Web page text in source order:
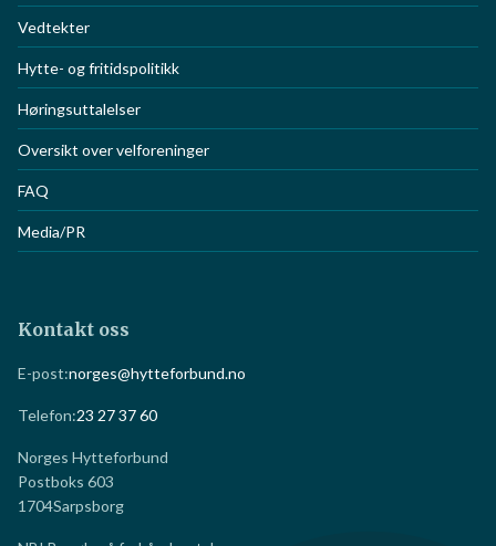
Vedtekter
Hytte- og fritidspolitikk
Høringsuttalelser
Oversikt over velforeninger
FAQ
Media/PR
Kontakt oss
E-post:norges@hytteforbund.no
Telefon:23 27 37 60
Norges Hytteforbund
Postboks 603
1704Sarpsborg